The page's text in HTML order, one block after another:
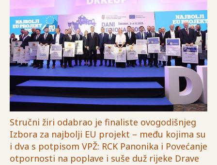
Stručni žiri odabrao je finaliste ovogodišnjeg
Izbora za najbolji EU projekt – među kojima su
i dva s potpisom VPŽ: RCK Panonika i Povećanje
otpornosti na poplave i suše duž rijeke Drave